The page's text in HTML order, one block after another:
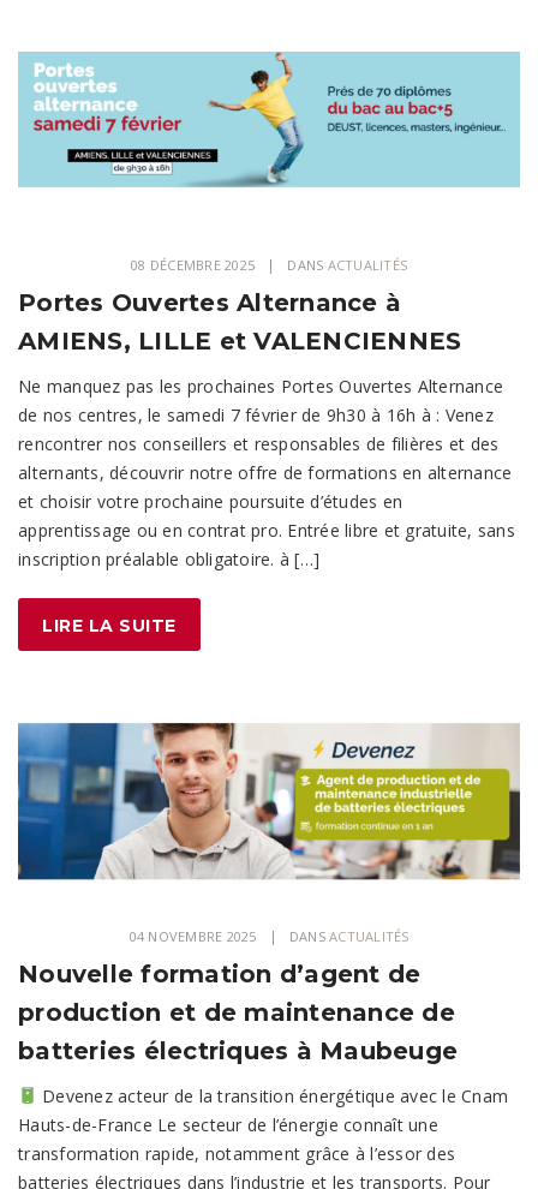
08 DÉCEMBRE 2025 DANS ACTUALITÉS
Portes Ouvertes Alternance à
AMIENS, LILLE et VALENCIENNES
Ne manquez pas les prochaines Portes Ouvertes Alternance
de nos centres, le samedi 7 février de 9h30 à 16h à : Venez
rencontrer nos conseillers et responsables de filières et des
alternants, découvrir notre offre de formations en alternance
et choisir votre prochaine poursuite d’études en
apprentissage ou en contrat pro. Entrée libre et gratuite, sans
inscription préalable obligatoire. à […]
LIRE LA SUITE
04 NOVEMBRE 2025 DANS ACTUALITÉS
Nouvelle formation d’agent de
production et de maintenance de
batteries électriques à Maubeuge
Devenez acteur de la transition énergétique avec le Cnam
Hauts-de-France Le secteur de l’énergie connaît une
transformation rapide, notamment grâce à l’essor des
batteries électriques dans l’industrie et les transports. Pour